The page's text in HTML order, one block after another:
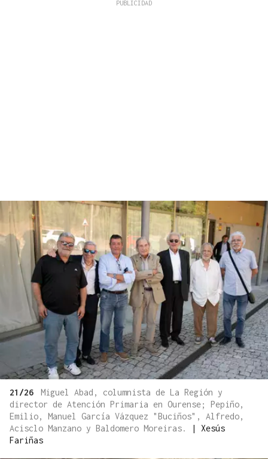
21/26
Miguel Abad, columnista de La Región y
director de Atención Primaria en Ourense; Pepiño,
Emilio, Manuel García Vázquez "Buciños", Alfredo,
Acisclo Manzano y Baldomero Moreiras.
| Xesús
Fariñas